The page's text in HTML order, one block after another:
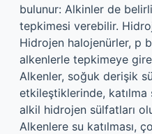
bulunur: Alkinler de
tepkimesi verebilir.
Hidrojen halojenürler, p
alkenlerle tepkimeye
Alkenler, soğuk derişik
etkileştiklerinde,
alkil hidrojen sülfatları
Alkenlere su katılması,